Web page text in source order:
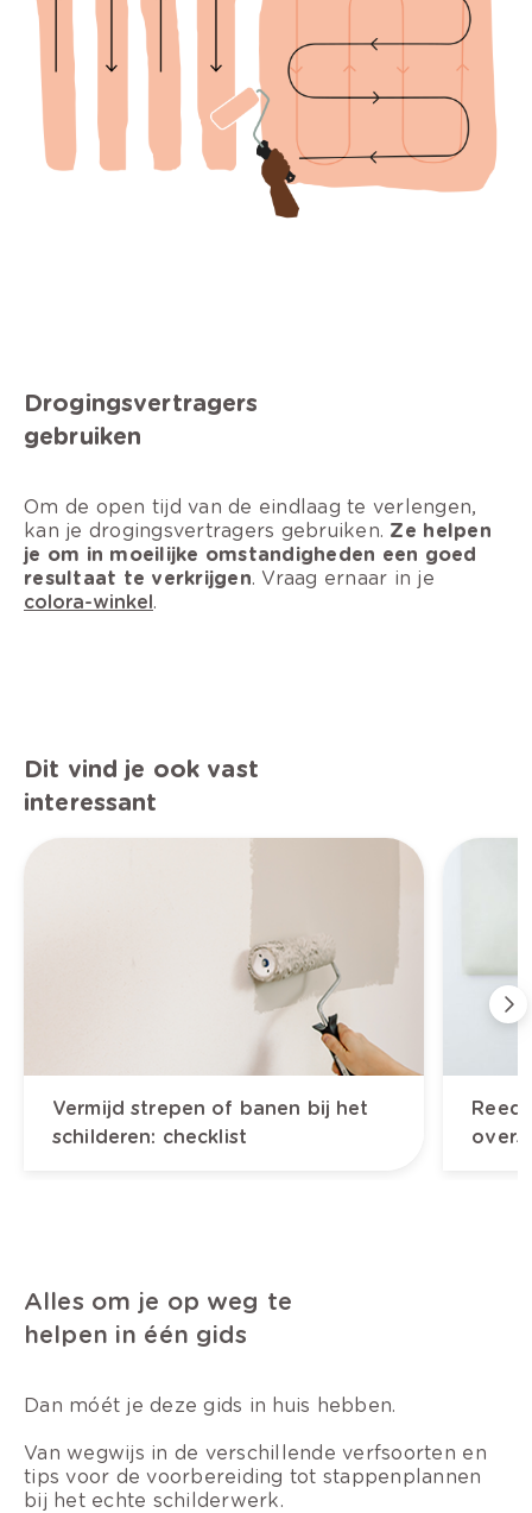
Drogingsvertragers
gebruiken
Om de open tijd van de eindlaag te verlengen,
kan je drogingsvertragers gebruiken. Ze helpen
je om in moeilijke omstandigheden een goed
resultaat te verkrijgen. Vraag ernaar in je
colora-winkel.
Dit vind je ook vast
interessant
Vermijd strepen of banen bij het
schilderen: checklist
Alles om je op weg te
helpen in één gids
Dan móét je deze gids in huis hebben.
Van wegwijs in de verschillende verfsoorten en
tips voor de voorbereiding tot stappenplannen
bij het echte schilderwerk.